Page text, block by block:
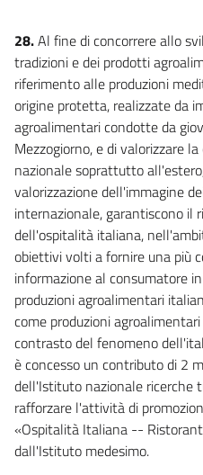
28.Al fine di concorrere allo
tradizioni e dei prodotti
riferimento alle produzioni
origine protetta, realizzate da
agroalimentari condotte da
Mezzogiorno, e di valorizzare
nazionale soprattutto
valorizzazione dell'immagine
internazionale, garantiscono il
dell'ospitalità italiana,
obiettivi volti a fornire una più
informazione al consumatore
produzioni agroalimentari
come produzioni
contrasto del fenomeno
è concesso un contributo di 2
dell'Istituto nazionale ricerche
rafforzare l'attività di
«Ospitalità Italiana --
dall'Istituto medesimo.